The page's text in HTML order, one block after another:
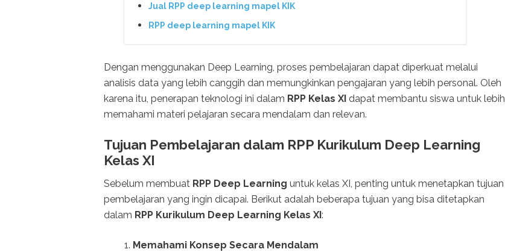
Jual RPP deep learning mapel KIK
RPP deep learning mapel KIK
Dengan menggunakan Deep Learning, proses pembelajaran dapat diperkuat melalui
analisis data yang lebih canggih dan memungkinkan pengajaran yang lebih personal. Oleh
karena itu, penerapan teknologi ini dalam RPP Kelas XI dapat membantu siswa untuk lebih
memahami materi pelajaran secara mendalam dan relevan.
Tujuan Pembelajaran dalam RPP Kurikulum Deep Learning
Kelas XI
Sebelum membuat RPP Deep Learning untuk kelas XI, penting untuk menetapkan tujuan
pembelajaran yang ingin dicapai. Berikut adalah beberapa tujuan yang bisa ditetapkan
dalam RPP Kurikulum Deep Learning Kelas XI:
Memahami Konsep Secara Mendalam